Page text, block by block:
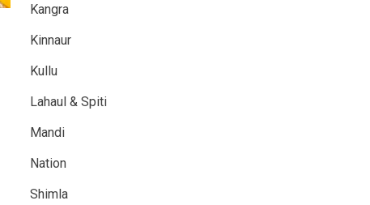
Kangra
Kinnaur
Kullu
Lahaul & Spiti
Mandi
Nation
Shimla